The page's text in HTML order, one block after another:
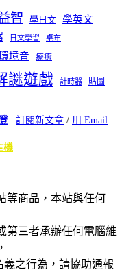
智 學日文 學英文
日文學習 桌布
境音 療癒
謎遊戲 計時器
貼圖
| 訂閱新文章 / 用 Email
機
等商品，本站與任何
第三者承辦任何電腦維
之行為，請協助通報